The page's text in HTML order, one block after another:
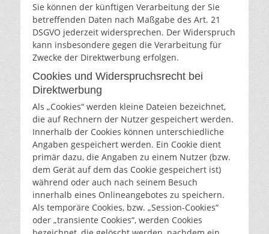
Sie können der künftigen Verarbeitung der Sie
betreffenden Daten nach Maßgabe des Art. 21
DSGVO jederzeit widersprechen. Der Widerspruch
kann insbesondere gegen die Verarbeitung für
Zwecke der Direktwerbung erfolgen.
Cookies und Widerspruchsrecht bei
Direktwerbung
Als „Cookies“ werden kleine Dateien bezeichnet,
die auf Rechnern der Nutzer gespeichert werden.
Innerhalb der Cookies können unterschiedliche
Angaben gespeichert werden. Ein Cookie dient
primär dazu, die Angaben zu einem Nutzer (bzw.
dem Gerät auf dem das Cookie gespeichert ist)
während oder auch nach seinem Besuch
innerhalb eines Onlineangebotes zu speichern.
Als temporäre Cookies, bzw. „Session-Cookies“
oder „transiente Cookies“, werden Cookies